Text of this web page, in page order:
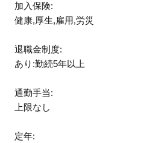
加入保険:
健康,厚生,雇用,労災
退職金制度:
あり:勤続5年以上
通勤手当:
上限なし
定年: